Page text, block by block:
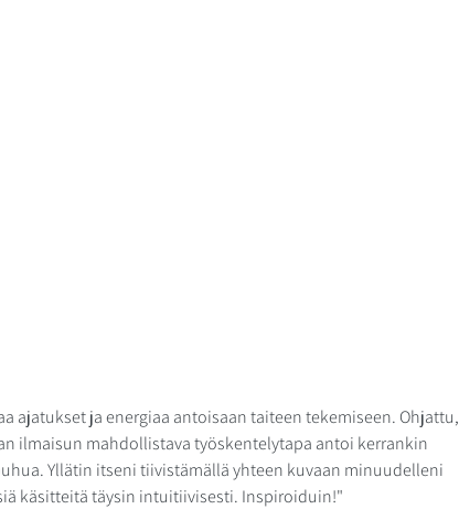
ajatukset ja energiaa antoisaan taiteen tekemiseen. Ohjattu,
ilmaisun mahdollistava työskentelytapa antoi kerrankin
Yllätin itseni tiivistämällä yhteen kuvaan minuudelleni
käsitteitä täysin intuitiivisesti. Inspiroiduin!"